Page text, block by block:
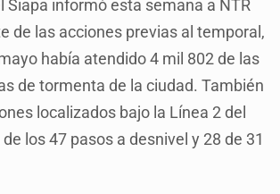
Siapa informó esta semana a NTR
de las acciones previas al temporal,
había atendido 4 mil 802 de las
de tormenta de la ciudad. También
localizados bajo la Línea 2 del
los 47 pasos a desnivel y 28 de 31